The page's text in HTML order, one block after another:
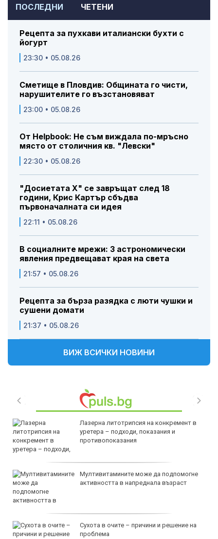
ПОСЛЕДНИ ЧЕТЕНИ
Рецепта за пухкави италиански бухти с
йогурт
23:30 • 05.08.26
Сметище в Пловдив: Общината го чисти,
нарушителите го възстановяват
23:00 • 05.08.26
От Helpbook: Не съм виждала по-мръсно
място от столичния кв. "Левски"
22:30 • 05.08.26
"Досиетата Х" се завръщат след 18
години, Крис Картър сбъдва
първоначалната си идея
22:11 • 05.08.26
В социалните мрежи: 3 астрономически
явления предвещават края на света
21:57 • 05.08.26
Рецепта за бърза разядка с люти чушки и
сушени домати
21:37 • 05.08.26
ВИЖ ВСИЧКИ НОВИНИ
Лазерна литотрипсия на конкремент в
уретера – подходи, показания и
противопоказания
Мултивитамините може да подпомогне
активността в напреднала възраст
Сухота в очите – причини и решение на
проблема